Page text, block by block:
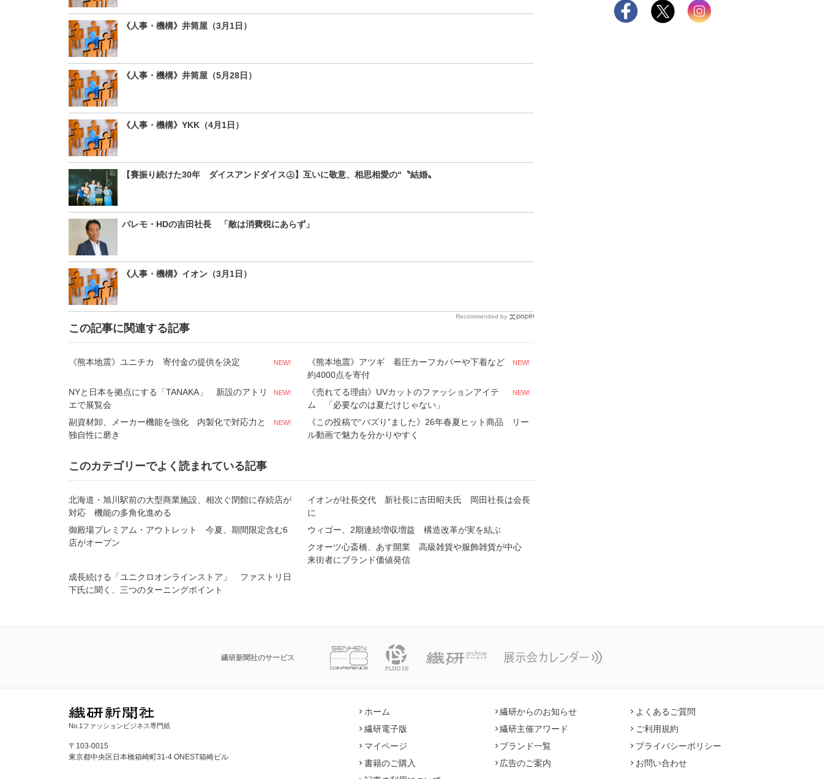
《人事・機構》井筒屋（3月1日）
《人事・機構》井筒屋（5月28日）
《人事・機構》YKK（4月1日）
【賽振り続けた30年 ダイスアンドダイス㊤】互いに敬意、相思相愛の“〝結婚〟
パレモ・HDの吉田社長 「敵は消費税にあらず」
《人事・機構》イオン（3月1日）
Recommended by
この記事に関連する記事
《熊本地震》ユニチカ 寄付金の提供を決定 NEW!
《熊本地震》アツギ 着圧カーフカバーや下着など
約4000点を寄付
NEW!
NYと日本を拠点にする「TANAKA」 新設のアトリ
エで展覧会
NEW!
《売れてる理由》UVカットのファッションアイテ
ム 「必要なのは夏だけじゃない」
NEW!
副資材卸、メーカー機能を強化 内製化で対応力と
独自性に磨き
NEW!
《この投稿で“バズり”ました》26年春夏ヒット商品 リー
ル動画で魅力を分かりやすく
このカテゴリーでよく読まれている記事
北海道・旭川駅前の大型商業施設、相次ぐ閉館に存続店が
対応 機能の多角化進める
イオンが社長交代 新社長に吉田昭夫氏 岡田社長は会長
に
御殿場プレミアム・アウトレット 今夏、期間限定含む6
店がオープン
ウィゴー、2期連続増収増益 構造改革が実を結ぶ
クオーツ心斎橋、あす開業 高級雑貨や服飾雑貨が中心
来街者にブランド価値発信
成長続ける「ユニクロオンラインストア」 ファストリ日
下氏に聞く、三つのターニングポイント
繊研新聞社のサービス
No.1ファッションビジネス専門紙
〒103-0015
東京都中央区日本橋箱崎町31-4 ONEST箱崎ビル
ホーム
繊研電子版
マイページ
書籍のご購入
繊研からのお知らせ
繊研主催アワード
ブランド一覧
広告のご案内
よくあるご質問
ご利用規約
プライバシーポリシー
お問い合わせ